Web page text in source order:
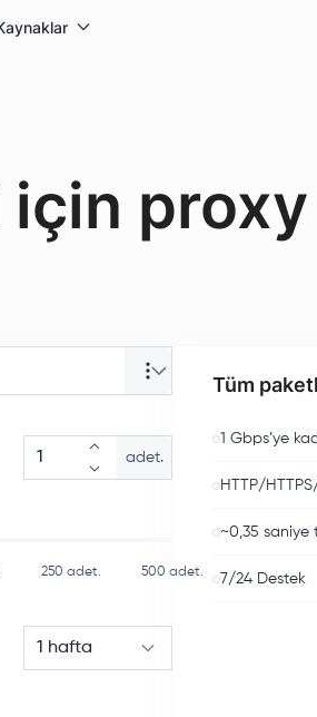
proxy
adet.
250 adet. 500 adet.
1 hafta
Tüm
1 Gbps’ye
HTTP/
~0,35 saniye
7/24 Destek